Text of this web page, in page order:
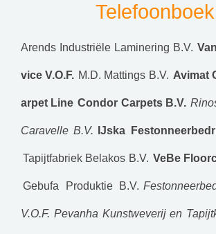
Telefoonboek
Arends Industriële Laminering B.V.
vice V.O.F. M.D. Mattings B.V. Avimat
arpet Line Condor Carpets B.V.
Caravelle B.V. IJska
Tapijtfabriek Belakos B.V. VeBe
Gebufa Produktie B.V.
V.O.F. Pevanha Kunstweverij en